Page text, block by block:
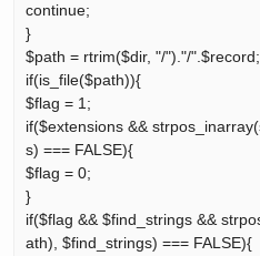
continue;
}
$path = rtrim($dir, "/")."/".$record;
if(is_file($path)){
$flag = 1;
if($extensions &&
s) === FALSE){
$flag = 0;
}
if($flag && $find_strings &&
ath), $find_strings) === FALSE){